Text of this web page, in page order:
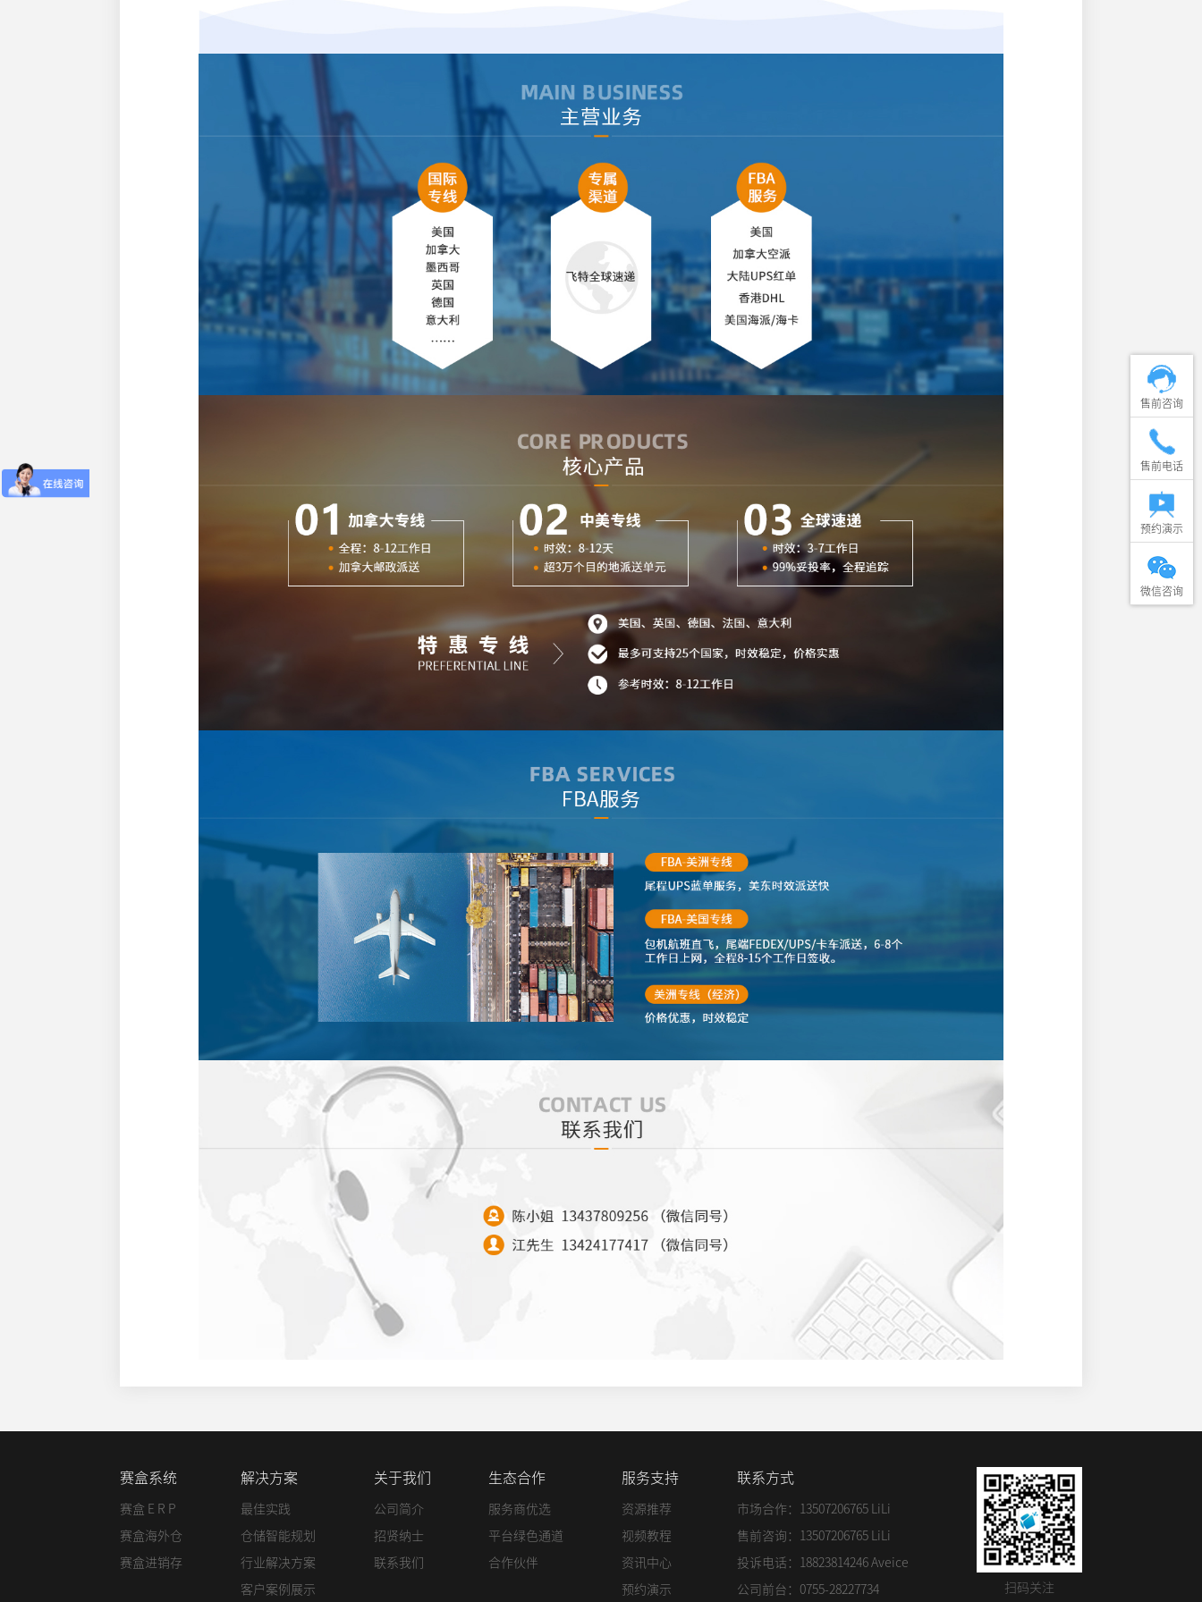
赛盒系统
赛盒 E R P
赛盒海外仓
赛盒进销存
解决方案
最佳实践
仓储智能规划
行业解决方案
客户案例展示
关于我们
公司简介
招贤纳士
联系我们
生态合作
服务商优选
平台绿色通道
合作伙伴
服务支持
资源推荐
视频教程
资讯中心
预约演示
联系方式
市场合作：13507206765 LiLi
售前咨询：13507206765 LiLi
投诉电话：18823814246 Aveice
公司前台：0755-28227734 扫码关注
售前咨询
售前电话
预约演示
微信咨询